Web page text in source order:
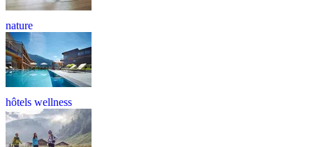
nature
hôtels wellness